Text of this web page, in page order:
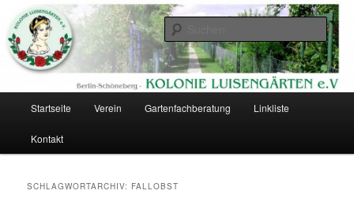
primären
Inhalt
springen
sekundären
Inhalt
springenKolonie Luisengärten
Eine Kolonie im Berliner Südgelände
Startseite Verein Gartenfachberatung Linkliste
Kontakt
SCHLAGWORTARCHIV: FALLOBST